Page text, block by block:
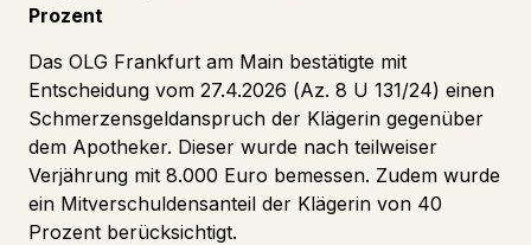
Prozent
Das OLG Frankfurt am Main bestätigte mit
Entscheidung vom 27.4.2026 (Az. 8 U 131/24) einen
Schmerzensgeldanspruch der Klägerin gegenüber
dem Apotheker. Dieser wurde nach teilweiser
Verjährung mit 8.000 Euro bemessen. Zudem wurde
ein Mitverschuldensanteil der Klägerin von 40
Prozent berücksichtigt.